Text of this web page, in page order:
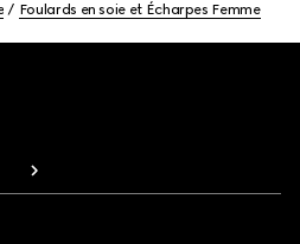
Foulards en soie et Écharpes Femme